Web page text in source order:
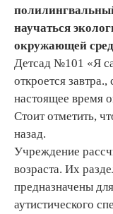
научаться
окружающей
Детсад №101 «Я
откроется
настоящее время
Стоит отметить,
назад.
Учреждение
возраста. Их
предназначены
аутистического